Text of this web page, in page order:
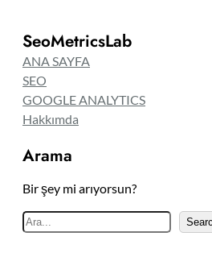
SeoMetricsLab
ANA SAYFA
SEO
GOOGLE ANALYTICS
Hakkımda
Arama
Bir şey mi arıyorsun?
A